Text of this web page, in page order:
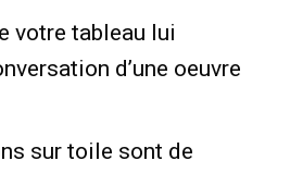
votre tableau lui
d’une oeuvre
sur toile sont de